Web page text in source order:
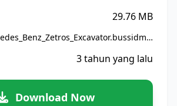
29.76 MB
Mercedes_Benz_Zetros_Excavator.bussidmod
3 tahun yang lalu
Download Now